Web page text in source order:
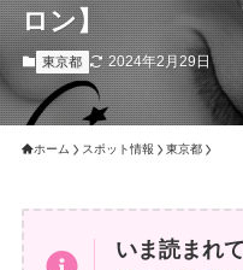
ロン】
東京都 2024年2月29日
ホーム スポット情報 東京都
いま読まれ